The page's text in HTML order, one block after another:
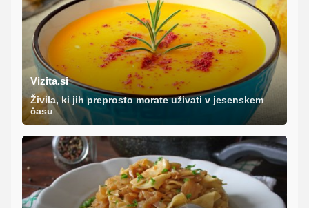
Vizita.si
Živila, ki jih preprosto morate uživati v jesenskem
času